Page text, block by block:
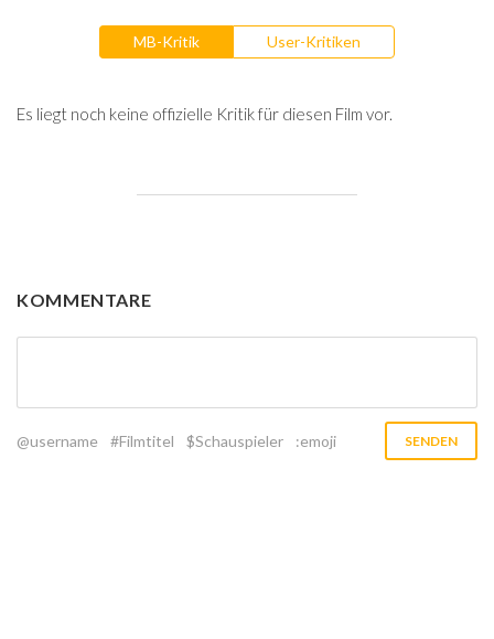
MB-Kritik User-Kritiken
Es liegt noch keine offizielle Kritik für diesen Film vor.
KOMMENTARE
@username #Filmtitel $Schauspieler :emoji